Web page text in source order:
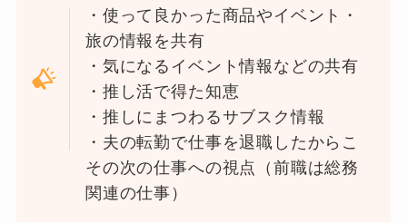
・使って良かった商品やイベント・
旅の情報を共有
・気になるイベント情報などの共有
・推し活で得た知恵
・推しにまつわるサブスク情報
・夫の転勤で仕事を退職したからこ
その次の仕事への視点（前職は総務
関連の仕事）